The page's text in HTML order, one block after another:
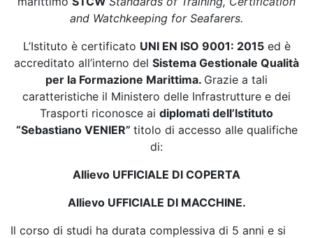
and Watchkeeping for Seafarers.
L’Istituto è certificato UNI EN ISO 9001: 2015ed è
accreditato all’interno del Sistema Gestionale Qualità
per la Formazione Marittima. Grazie a tali
caratteristiche il Ministero delle Infrastrutture e dei
Trasporti riconosce ai diplomati dell’Istituto
“Sebastiano VENIER” titolo di accesso alle qualifiche
di:
Allievo UFFICIALE DI COPERTA
Allievo UFFICIALE DI MACCHINE.
Il corso di studi ha durata complessiva di 5 anni e si